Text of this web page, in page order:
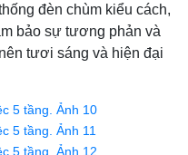
đèn chùm kiểu cách,
bảo sự tương phản và
tươi sáng và hiện đại